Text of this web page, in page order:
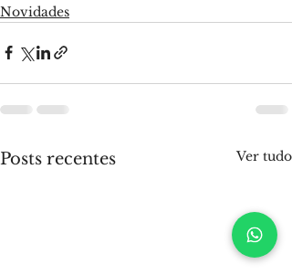
Novidades
Posts recentes Ver tudo